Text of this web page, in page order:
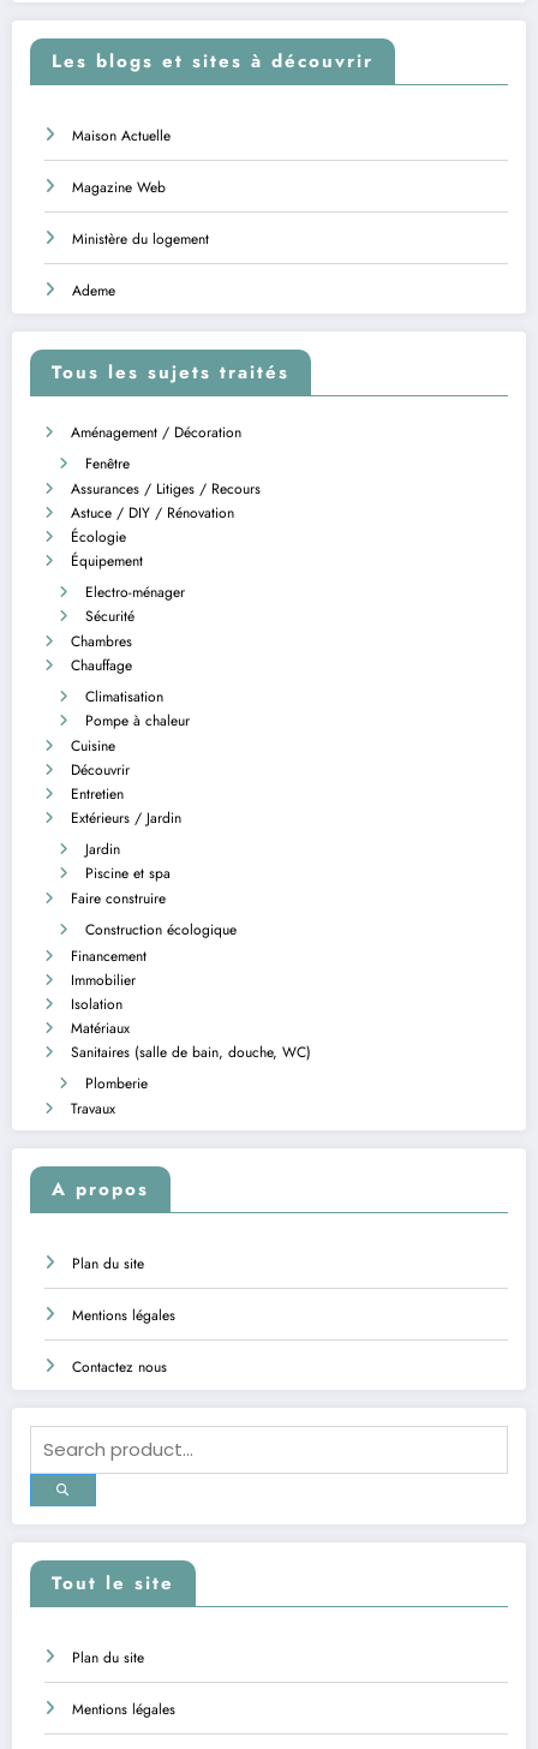
Les blogs et sites à découvrir
Maison Actuelle
Magazine Web
Ministère du logement
Ademe
Tous les sujets traités
Aménagement / Décoration
Fenêtre
Assurances / Litiges / Recours
Astuce / DIY / Rénovation
Écologie
Équipement
Electro-ménager
Sécurité
Chambres
Chauffage
Climatisation
Pompe à chaleur
Cuisine
Découvrir
Entretien
Extérieurs / Jardin
Jardin
Piscine et spa
Faire construire
Construction écologique
Financement
Immobilier
Isolation
Matériaux
Sanitaires (salle de bain, douche, WC)
Plomberie
Travaux
A propos
Plan du site
Mentions légales
Contactez nous
Tout le site
Plan du site
Mentions légales